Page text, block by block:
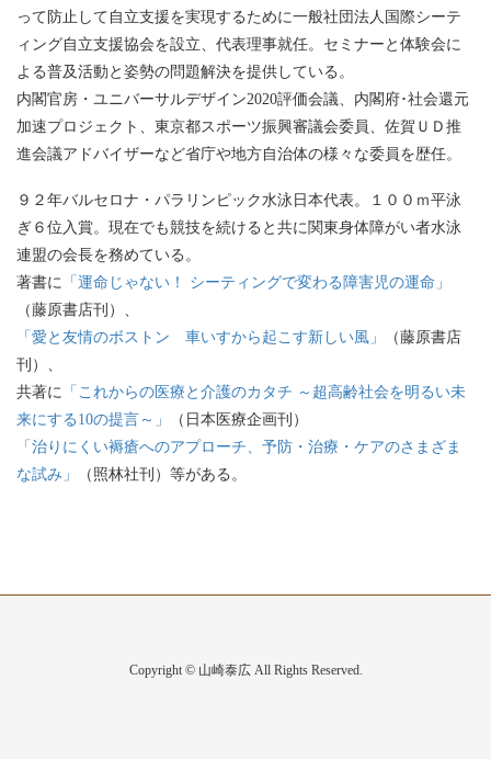
って防止して自立支援を実現するために一般社団法人国際シーテ
ィング自立支援協会を設立、代表理事就任。セミナーと体験会に
よる普及活動と姿勢の問題解決を提供している。
内閣官房・ユニバーサルデザイン2020評価会議、内閣府･社会還元
加速プロジェクト、東京都スポーツ振興審議会委員、佐賀ＵＤ推
進会議アドバイザーなど省庁や地方自治体の様々な委員を歴任。
９２年バルセロナ・パラリンピック水泳日本代表。１００ｍ平泳
ぎ６位入賞。現在でも競技を続けると共に関東身体障がい者水泳
連盟の会長を務めている。
著書に 「運命じゃない！ シーティングで変わる障害児の運命」
（藤原書店刊）、
「愛と友情のボストン 車いすから起こす新しい風」
（藤原書店
刊）、
共著に 「これからの医療と介護のカタチ ～超高齢社会を明るい未
来にする10の提言～」
（日本医療企画刊）
「治りにくい褥瘡へのアプローチ、予防・治療・ケアのさまざま
な試み」
（照林社刊）等がある。
Copyright © 山崎泰広 All Rights Reserved.